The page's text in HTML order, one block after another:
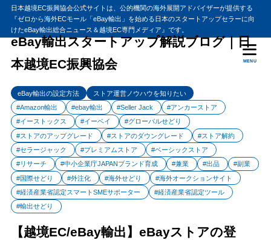
日本越境EC振興協会公式サイトは、公的機関の海外展開アドバイザーが提供する
『ゼロから海外ECモール「eBay輸出」を始める日本のスタートアップセラーに向
けたeBay輸出総合ニュース＆越境EC専門メディア』です。
eBay輸出スタートアップ解説ブログ｜日
本越境EC振興協会
MENU
eBay輸出の設定方法
ストア運営ノウハウを知りたい
#Amazon輸出
#ebay輸出 #Seller Jack
#アンカーストア
#イーストックス
#イーベイ
#グローバルせどり
#ストアのアップグレード
#ストアのダウングレード
#ストア解約
#セラージャック
#プレミアムストア
#ベーシックストア
#リサーチ
#中小企業庁JAPANブランド育成 #兼業 #出品
#副業
#国際せどり
#外注化 #海外せどり
#海外オークションサイト
#経済産業省認定スマートSMEサポーター
#経済産業省認定ツール
#輸出せどり
【越境EC/eBay輸出】eBayストアの登
目次
1 【越境EC/eBay輸出】eBayストアの登録、ストアのアップグレー
1.1 US > UK > au > de > fr > Ca
1.2 .com以外の売れた商品の相場はどうなのか
1.3 Seller Update ストアの解説
1.4 eBay.com ストアの解説
1.5 ebay.co.uk イギリスのショップ解説
1.6 ebay.AU オーストラリアのストア解説
1.7 eBay.de ドイツのストア解説
1.8 eBay.fr フランスのストア解説